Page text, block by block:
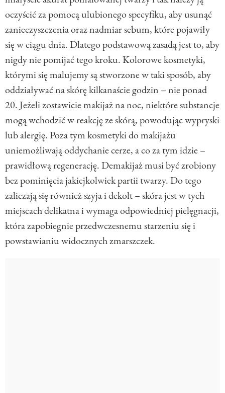
oczyścić za pomocą ulubionego specyfiku, aby usunąć
zanieczyszczenia oraz nadmiar sebum, które pojawiły
się w ciągu dnia. Dlatego podstawową zasadą jest to, aby
nigdy nie pomijać tego kroku. Kolorowe kosmetyki,
którymi się malujemy są stworzone w taki sposób, aby
oddziaływać na skórę kilkanaście godzin – nie ponad
20. Jeżeli zostawicie makijaż na noc, niektóre substancje
mogą wchodzić w reakcję ze skórą, powodując wypryski
lub alergię. Poza tym kosmetyki do makijażu
uniemożliwają oddychanie cerze, a co za tym idzie –
prawidłową regenerację. Demakijaż musi być zrobiony
bez pominięcia jakiejkolwiek partii twarzy. Do tego
zaliczają się również szyja i dekolt – skóra jest w tych
miejscach delikatna i wymaga odpowiedniej pielęgnacji,
która zapobiegnie przedwczesnemu starzeniu się i
powstawianiu widocznych zmarszczek.